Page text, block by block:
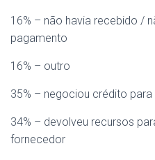
16% – não havia recebido /
pagamento
16% – outro
35% – negociou crédito
34% – devolveu recursos
fornecedor